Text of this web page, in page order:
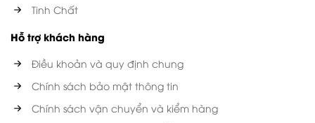
Tinh Chất
Hỗ trợ khách hàng
Điều khoản và quy định chung
Chính sách bảo mật thông tin
Chính sách vận chuyển và kiểm hàng